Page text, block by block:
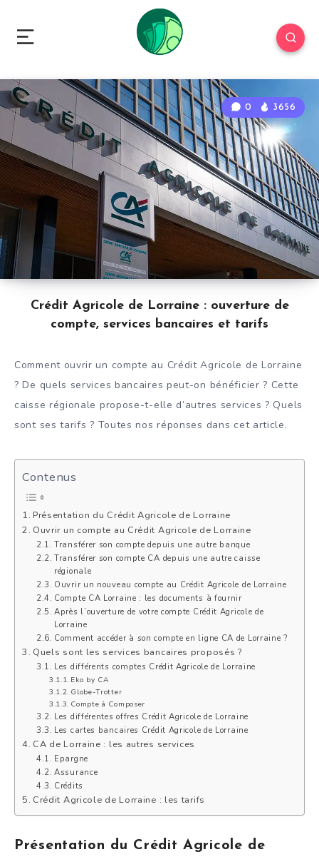
Crédit Agricole de Lorraine : ouverture de
compte, services bancaires et tarifs
0 3656
Comment ouvrir un compte au Crédit Agricole de Lorraine
? De quels services bancaires peut-on bénéficier ? Cette
caisse régionale propose-t-elle d’autres services ? Quels
sont ses tarifs ? Toutes nos réponses dans cet article.
Contenus
Présentation du Crédit Agricole de Lorraine
Ouvrir un compte au Crédit Agricole de Lorraine
Transférer son compte depuis une autre banque
Transférer son compte CA depuis une autre caisse
régionale
Ouvrir un nouveau compte au Crédit Agricole de Lorraine
Compte CA Lorraine : les documents à fournir
Après l’ouverture de votre compte Crédit Agricole de
Lorraine
Comment accéder à son compte en ligne CA de Lorraine ?
Quels sont les services bancaires proposés ?
Les différents comptes Crédit Agricole de Lorraine
Eko by CA
Globe-Trotter
Compte à Composer
Les différentes offres Crédit Agricole de Lorraine
Les cartes bancaires Crédit Agricole de Lorraine
CA de Lorraine : les autres services
Epargne
Assurance
Crédits
Crédit Agricole de Lorraine : les tarifs
Présentation du Crédit Agricole de